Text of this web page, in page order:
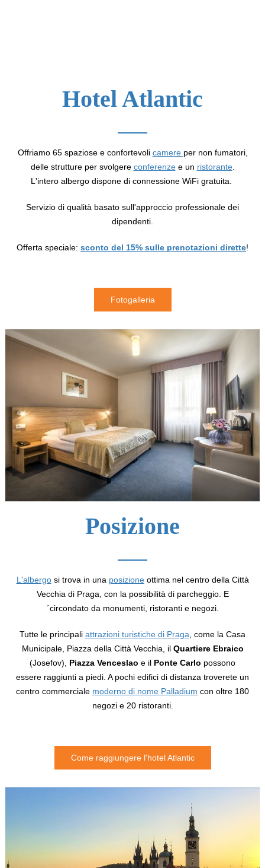
Hotel Atlantic
Offriamo 65 spaziose e confortevoli camere per non fumatori,
delle strutture per svolgere conferenzee un ristorante.
L'intero albergo dispone di connessione WiFi gratuita.
Servizio di qualità basato sull'approccio professionale dei
dipendenti.
Offerta speciale: sconto del 15% sulle prenotazioni dirette!
Fotogalleria
Posizione
L'albergosi trova in una posizioneottima nel centro della Città
Vecchia di Praga, con la possibilità di parcheggio. E
´circondato da monumenti, ristoranti e negozi.
Tutte le principali attrazioni turistiche di Praga , come la Casa
Municipale, Piazza della Città Vecchia, il Quartiere Ebraico
(Josefov), Piazza Venceslao e il Ponte Carlo possono
essere raggiunti a piedi. A pochi edifici di distanza troverete un
centro commerciale moderno di nome Palladium con oltre 180
negozi e 20 ristoranti.
Come raggiungere l'hotel Atlantic